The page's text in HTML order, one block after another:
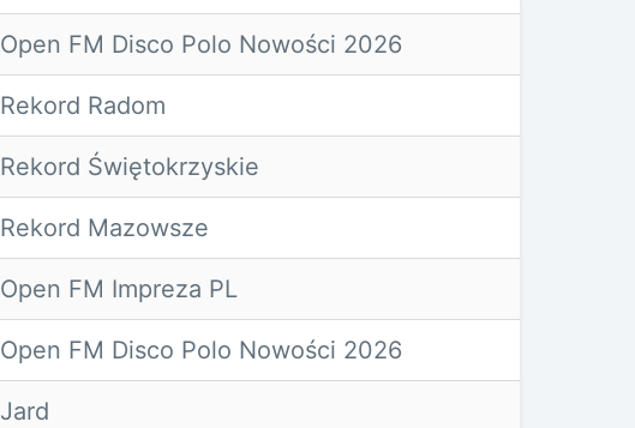
Open FM Disco Polo Nowości 2026
Rekord Radom
Rekord Świętokrzyskie
Rekord Mazowsze
Open FM Impreza PL
Open FM Disco Polo Nowości 2026
Jard